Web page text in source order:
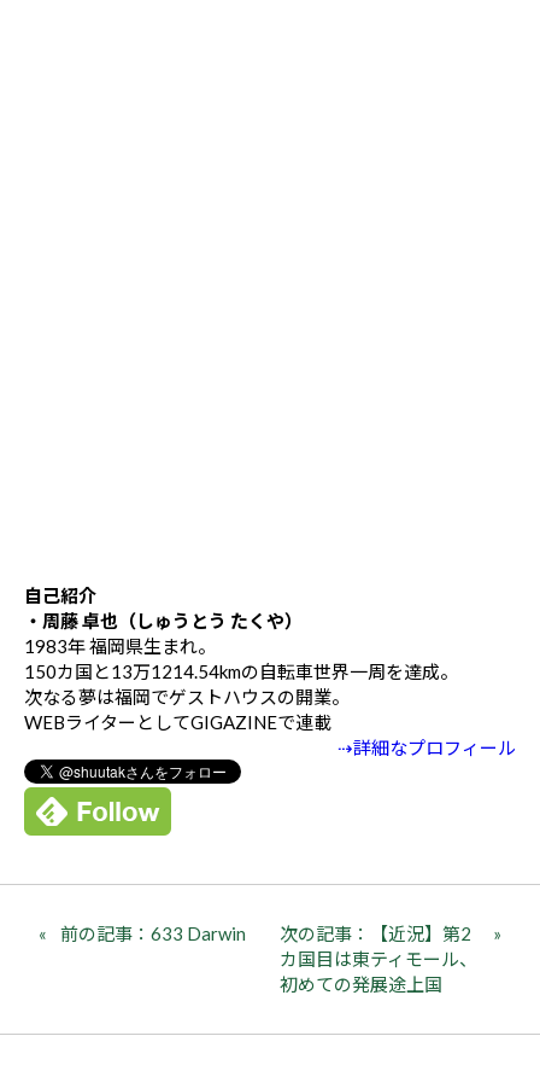
自己紹介
・周藤 卓也（しゅうとう たくや）
1983年 福岡県生まれ。
150カ国と13万1214.54kmの自転車世界一周を達成。
次なる夢は福岡でゲストハウスの開業。
WEBライターとしてGIGAZINEで連載
⇢詳細なプロフィール
前の記事：633 Darwin
次の記事：【近況】第2
カ国目は東ティモール、
初めての発展途上国